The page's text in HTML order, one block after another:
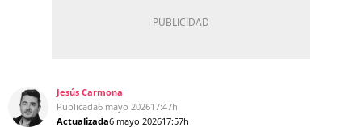
Jesús Carmona
Publicada6 mayo 202617:47h
Actualizada6 mayo 202617:57h